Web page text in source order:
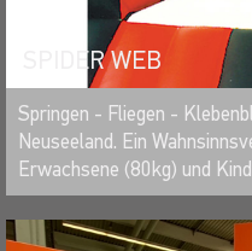
SPIDER WEB
Springen - Fliegen -
Neuseeland. Ein
Erwachsene (80kg) und